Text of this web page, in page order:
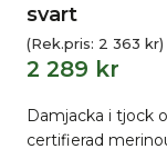
svart
(Rek.pris: 2 363 kr)
2 289 kr
Damjacka i tjock
certifierad